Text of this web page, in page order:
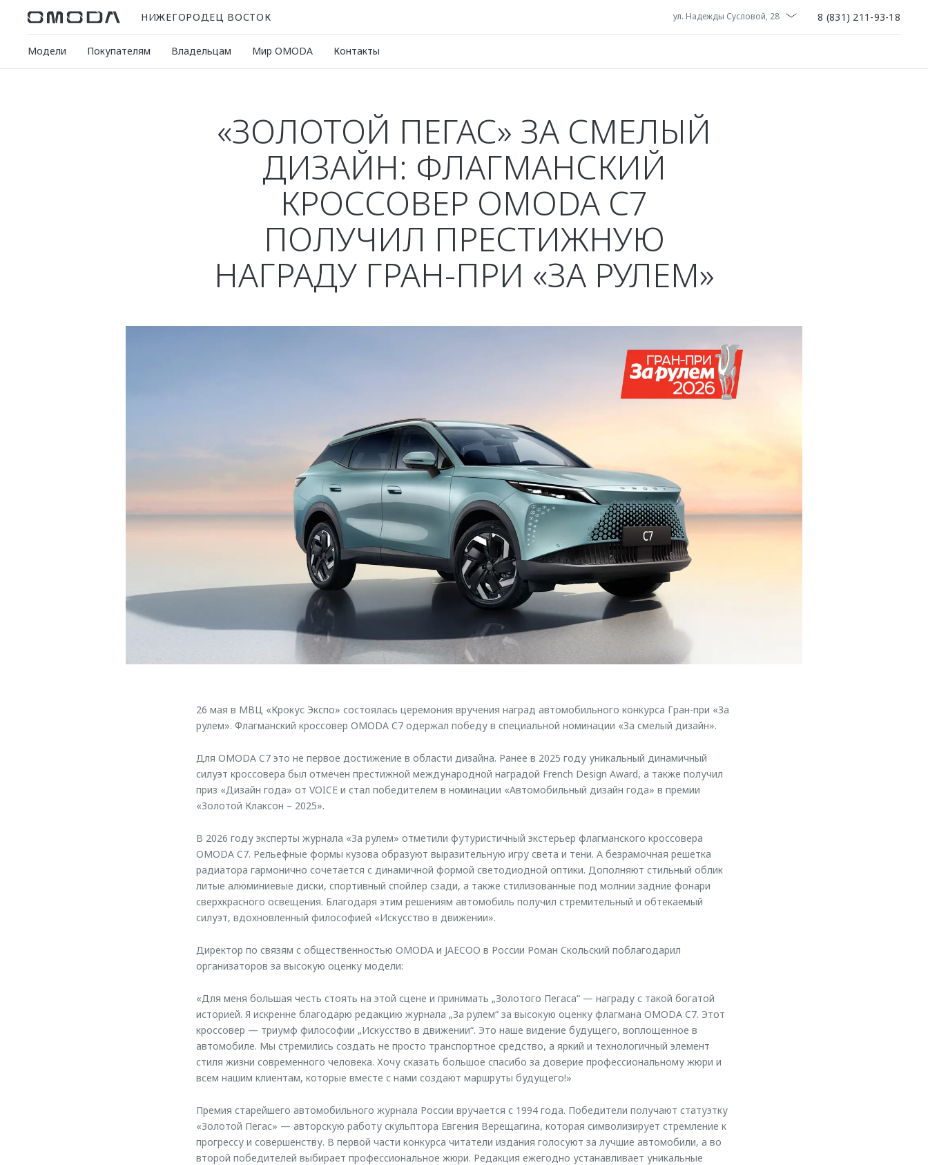
НИЖЕГОРОДЕЦ ВОСТОК ул. Надежды Сусловой, 28 8 (831) 211-93-18
Модели Покупателям Владельцам Мир OMODA Контакты
«ЗОЛОТОЙ ПЕГАС» ЗА СМЕЛЫЙ
ДИЗАЙН: ФЛАГМАНСКИЙ
КРОССОВЕР OMODA C7
ПОЛУЧИЛ ПРЕСТИЖНУЮ
НАГРАДУ ГРАН-ПРИ «ЗА РУЛЕМ»
26 мая в МВЦ «Крокус Экспо» состоялась церемония вручения наград автомобильного конкурса Гран-при «За
рулем». Флагманский кроссовер OMODA C7 одержал победу в специальной номинации «За смелый дизайн».
Для OMODA C7 это не первое достижение в области дизайна. Ранее в 2025 году уникальный динамичный
силуэт кроссовера был отмечен престижной международной наградой French Design Award, а также получил
приз «Дизайн года» от VOICE и стал победителем в номинации «Автомобильный дизайн года» в премии
«Золотой Клаксон – 2025».
В 2026 году эксперты журнала «За рулем» отметили футуристичный экстерьер флагманского кроссовера
OMODA C7. Рельефные формы кузова образуют выразительную игру света и тени. А безрамочная решетка
радиатора гармонично сочетается с динамичной формой светодиодной оптики. Дополняют стильный облик
литые алюминиевые диски, спортивный спойлер сзади, а также стилизованные под молнии задние фонари
сверхкрасного освещения. Благодаря этим решениям автомобиль получил стремительный и обтекаемый
силуэт, вдохновленный философией «Искусство в движении».
Директор по связям с общественностью OMODA и JAECOO в России Роман Скольский поблагодарил
организаторов за высокую оценку модели:
«Для меня большая честь стоять на этой сцене и принимать „Золотого Пегаса“ — награду с такой богатой
историей. Я искренне благодарю редакцию журнала „За рулем“ за высокую оценку флагмана OMODA C7. Этот
кроссовер — триумф философии „Искусство в движении“. Это наше видение будущего, воплощенное в
автомобиле. Мы стремились создать не просто транспортное средство, а яркий и технологичный элемент
стиля жизни современного человека. Хочу сказать большое спасибо за доверие профессиональному жюри и
всем нашим клиентам, которые вместе с нами создают маршруты будущего!»
Премия старейшего автомобильного журнала России вручается с 1994 года. Победители получают статуэтку
«Золотой Пегас» — авторскую работу скульптора Евгения Верещагина, которая символизирует стремление к
прогрессу и совершенству. В первой части конкурса читатели издания голосуют за лучшие автомобили, а во
второй победителей выбирает профессиональное жюри. Редакция ежегодно устанавливает уникальные